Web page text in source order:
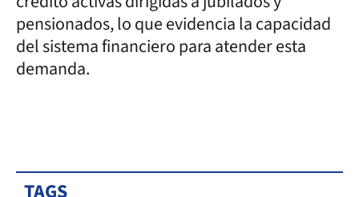
pensionados, lo que evidencia la capacidad
del sistema financiero para atender esta
demanda.